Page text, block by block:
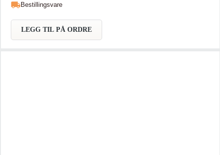
Bestillingsvare
LEGG TIL PÅ ORDRE